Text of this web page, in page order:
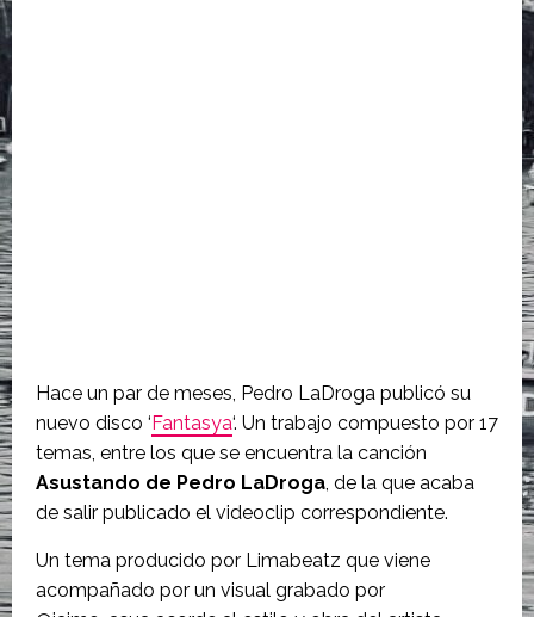
Hace un par de meses, Pedro LaDroga publicó su
nuevo disco ‘Fantasya‘. Un trabajo compuesto por 17
temas, entre los que se encuentra la canción
Asustando de Pedro LaDroga, de la que acaba
de salir publicado el videoclip correspondiente.
Un tema producido por Limabeatz que viene
acompañado por un visual grabado por